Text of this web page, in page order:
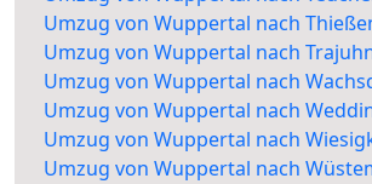
Umzug von Wuppertal nach
Umzug von Wuppertal nach
Umzug von Wuppertal nach
Umzug von Wuppertal nach
Umzug von Wuppertal nach
Umzug von Wuppertal nach